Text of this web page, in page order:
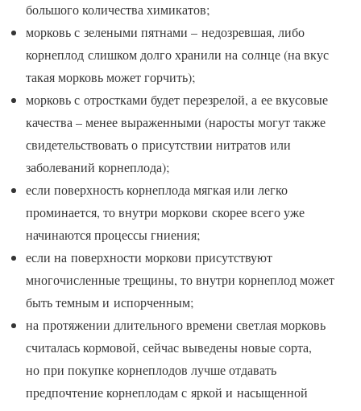
большого количества химикатов;
морковь с зелеными пятнами – недозревшая, либо
корнеплод слишком долго хранили на солнце (на вкус
такая морковь может горчить);
морковь с отростками будет перезрелой, а ее вкусовые
качества – менее выраженными (наросты могут также
свидетельствовать о присутствии нитратов или
заболеваний корнеплода);
если поверхность корнеплода мягкая или легко
проминается, то внутри моркови скорее всего уже
начинаются процессы гниения;
если на поверхности моркови присутствуют
многочисленные трещины, то внутри корнеплод может
быть темным и испорченным;
на протяжении длительного времени светлая морковь
считалась кормовой, сейчас выведены новые сорта,
но при покупке корнеплодов лучше отдавать
предпочтение корнеплодам с яркой и насыщенной